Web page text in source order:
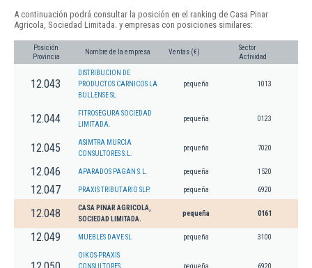
A continuación podrá consultar la posición en el ranking de Casa Pinar
Agricola, Sociedad Limitada. y empresas con posiciones similares:
Posición
Provincia
Nombre de la empresa Ventas (€)
Sector
Actividad
12.043
DISTRIBUCION DE
PRODUCTOS CARNICOS LA
BULLENSE SL
pequeña 1013
12.044
FITROSEGURA SOCIEDAD
LIMITADA.
pequeña 0123
12.045
ASIMTRA MURCIA
CONSULTORES S.L.
pequeña 7020
12.046 APARADOS PAGAN S.L. pequeña 1520
12.047 PRAXIS TRIBUTARIO SLP. pequeña 6920
12.048
CASA PINAR AGRICOLA,
SOCIEDAD LIMITADA.
pequeña 0161
12.049 MUEBLES DAVE SL pequeña 3100
OIKOS-PRAXIS